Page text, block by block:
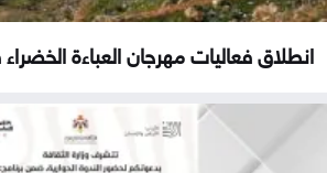
انطلاق فعاليات مهرجان العباءة